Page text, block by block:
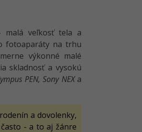
malá veľkosť tela a
fotoaparáty na trhu
výkonné malé
skladnosť a vysokú
PEN, Sony NEXa
a dovolenky,
- a to aj žánre